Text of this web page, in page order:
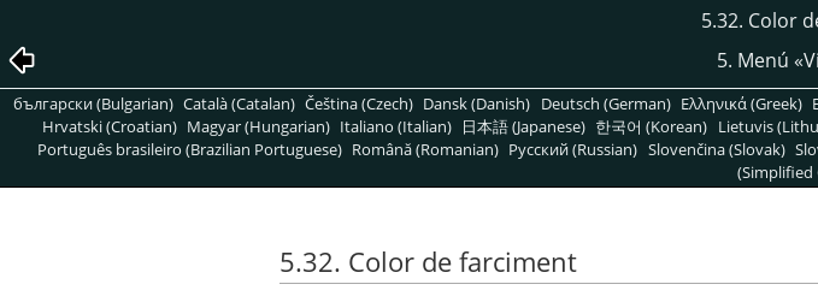
5.32. Color
5. Menú «
български (Bulgarian) Català (Catalan) Čeština (Czech) Dansk (Danish) Deutsch (German) Ελληνικά (Greek)
Hrvatski (Croatian) Magyar (Hungarian) Italiano (Italian) 日本語 (Japanese) 한국어 (Korean) Lietuvis
Português brasileiro (Brazilian Portuguese) Română (Romanian) Pусский (Russian) Slovenčina (Slovak)
(Simplified
5.32. Color de farciment